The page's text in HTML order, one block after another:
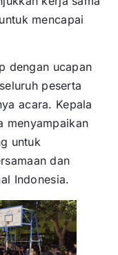
mencapai
dengan ucapan
peserta
acara. Kepala
menyampaikan
untuk
dan
Indonesia.